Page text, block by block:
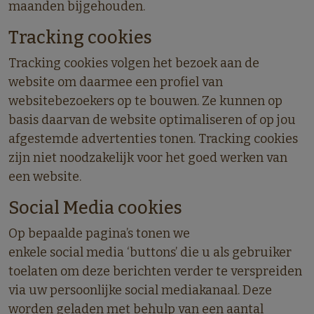
maanden bijgehouden.
Tracking cookies
Tracking cookies volgen het bezoek aan de
website om daarmee een profiel van
websitebezoekers op te bouwen. Ze kunnen op
basis daarvan de website optimaliseren of op jou
afgestemde advertenties tonen. Tracking cookies
zijn niet noodzakelijk voor het goed werken van
een website.
Social Media cookies
Op bepaalde pagina’s tonen we
enkele socialmedia ‘buttons’ die u als gebruiker
toelaten om deze berichten verder te verspreiden
via uw persoonlijke socialmediakanaal. Deze
worden geladen met behulp van een aantal